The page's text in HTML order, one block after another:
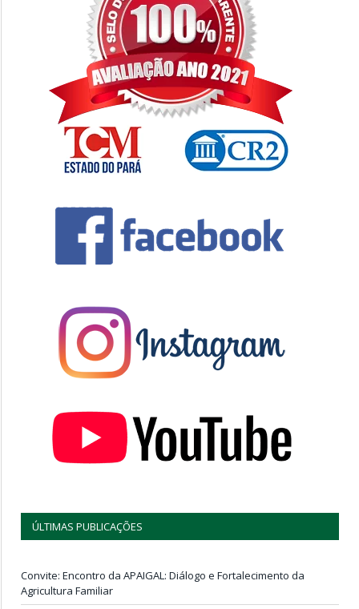
ÚLTIMAS PUBLICAÇÕES
Convite: Encontro da APAIGAL: Diálogo e Fortalecimento da
Agricultura Familiar